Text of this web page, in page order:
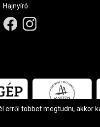
Hajnyíró
erről többet megtudni, akkor